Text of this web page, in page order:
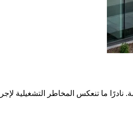
ما تنعكس المخاطر التشغيلية